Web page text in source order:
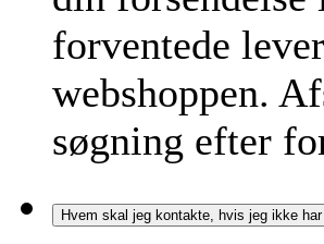
forventede
webshoppen.
søgning efter
Hvem skal jeg kontakte, hvis jeg ikke